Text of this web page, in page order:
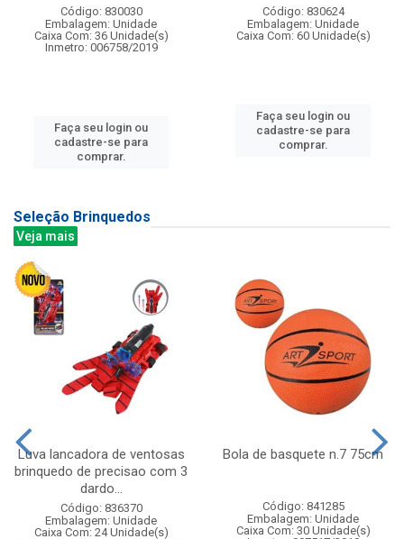
Código: 830030
Embalagem: Unidade
Caixa Com: 36 Unidade(s)
Inmetro: 006758/2019
Faça seu login ou
cadastre-se para
comprar.
Código: 830624
Embalagem: Unidade
Caixa Com: 60 Unidade(s)
Faça seu login ou
cadastre-se para
comprar.
Seleção Brinquedos
Veja mais
Luva lancadora de ventosas
brinquedo de precisao com 3
dardo...
Código: 836370
Embalagem: Unidade
Caixa Com: 24 Unidade(s)
Bola de basquete n.7 75cm
Código: 841285
Embalagem: Unidade
Caixa Com: 30 Unidade(s)